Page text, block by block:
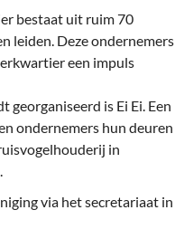
bestaat uit ruim 70
leiden. Deze ondernemers
een impuls
is Ei Ei. Een
ondernemers hun deuren
in
via het secretariaat in